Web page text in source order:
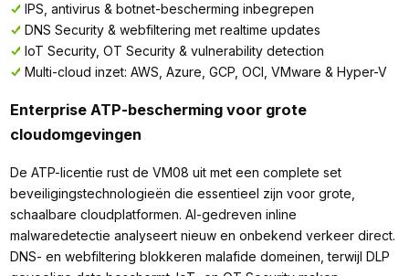
IPS, antivirus & botnet-bescherming inbegrepen
DNS Security & webfiltering met realtime updates
IoT Security, OT Security & vulnerability detection
Multi-cloud inzet: AWS, Azure, GCP, OCI, VMware & Hyper-V
Enterprise ATP-bescherming voor grote
cloudomgevingen
De ATP-licentie rust de VM08 uit met een complete set
beveiligingstechnologieën die essentieel zijn voor grote,
schaalbare cloudplatformen. AI-gedreven inline
malwaredetectie analyseert nieuw en onbekend verkeer direct.
DNS- en webfiltering blokkeren malafide domeinen, terwijl DLP